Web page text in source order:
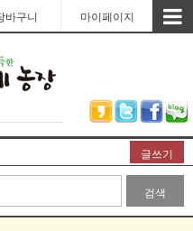
바구니 마이페이지
글쓰기
검색